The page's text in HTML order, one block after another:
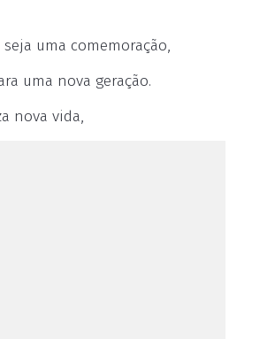
uma comemoração,
uma nova geração.
nova vida,